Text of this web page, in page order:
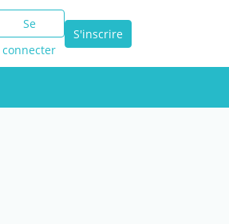
Se
connecter
S'inscrire